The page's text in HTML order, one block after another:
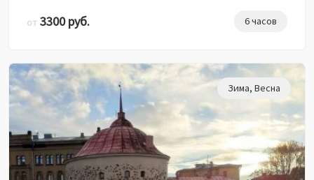
от 3300 руб. 6 часов
Зима, Весна